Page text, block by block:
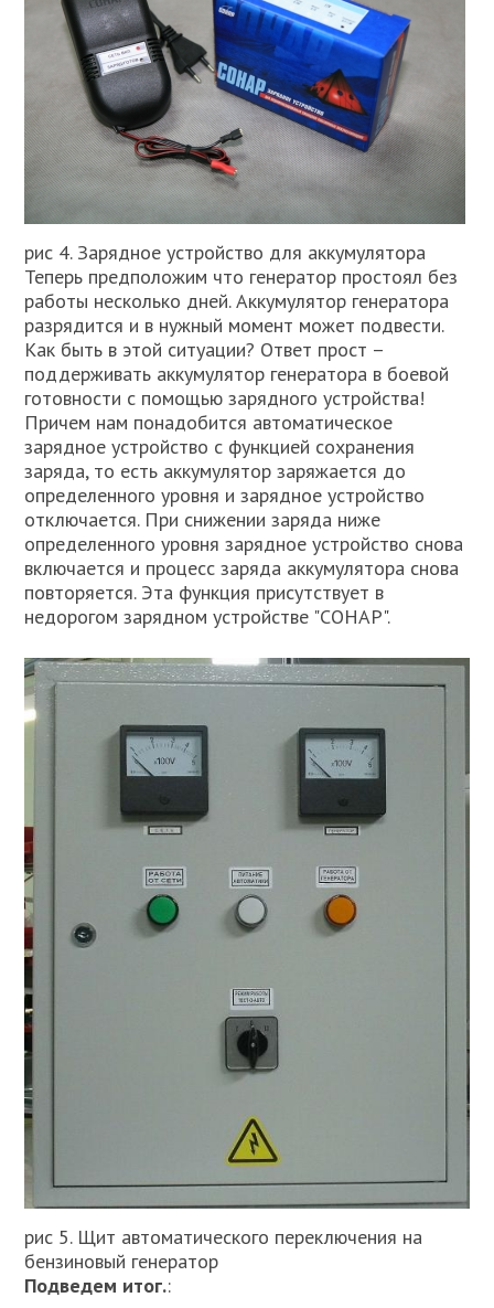
рис 4. Зарядное устройство для аккумулятора
Теперь предположим что генератор простоял без
работы несколько дней. Аккумулятор генератора
разрядится и в нужный момент может подвести.
Как быть в этой ситуации? Ответ прост –
поддерживать аккумулятор генератора в боевой
готовности с помощью зарядного устройства!
Причем нам понадобится автоматическое
зарядное устройство с функцией сохранения
заряда, то есть аккумулятор заряжается до
определенного уровня и зарядное устройство
отключается. При снижении заряда ниже
определенного уровня зарядное устройство снова
включается и процесс заряда аккумулятора снова
повторяется. Эта функция присутствует в
недорогом зарядном устройстве "СОНАР".
рис 5. Щит автоматического переключения на
бензиновый генератор
Подведем итог.: